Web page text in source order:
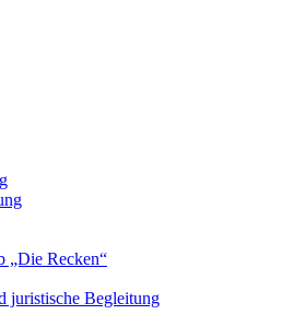
„Die Recken“
juristische Begleitung